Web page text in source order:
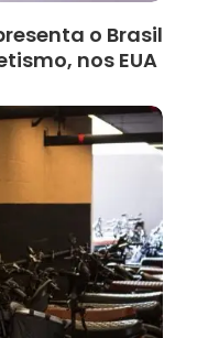
o Brasil
nos EUA